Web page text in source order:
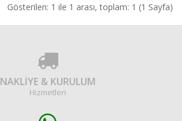
İNCELE
Gösterilen: 1 ile 1 arası, toplam: 1 (1 Sayfa)
NAKLİYE & KURULUM
Hizmetleri